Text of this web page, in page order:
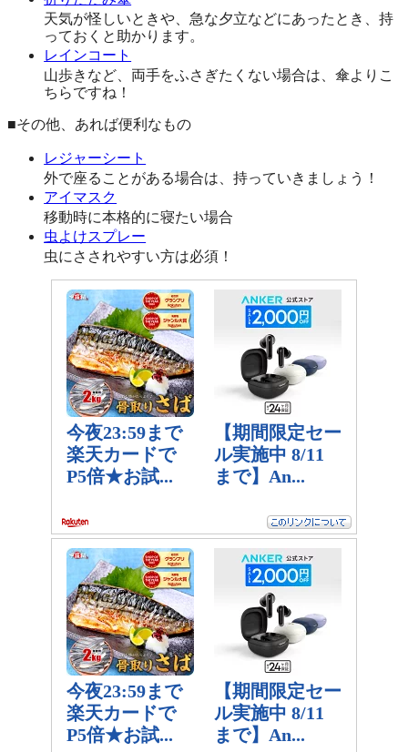
天気が怪しいときや、急な夕立などにあったとき、持
っておくと助かります。
レインコート
山歩きなど、両手をふさぎたくない場合は、傘よりこ
ちらですね！
■その他、あれば便利なもの
レジャーシート
外で座ることがある場合は、持っていきましょう！
アイマスク
移動時に本格的に寝たい場合
虫よけスプレー
虫にさされやすい方は必須！